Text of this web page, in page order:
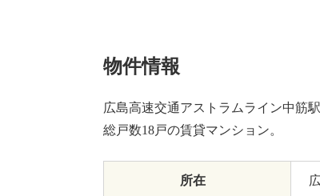
物件情報
広島高速交通アストラムライン中筋
総戸数18戸の賃貸マンション。
所在